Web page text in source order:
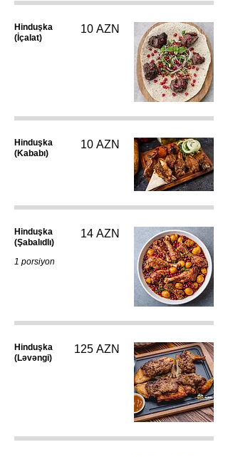
Hinduşka
(İçalat)
10 AZN
Hinduşka
(Kababı)
10 AZN
Hinduşka
(Şabalıdlı)
1 porsiyon
14 AZN
Hinduşka
(Ləvəngi)
125 AZN